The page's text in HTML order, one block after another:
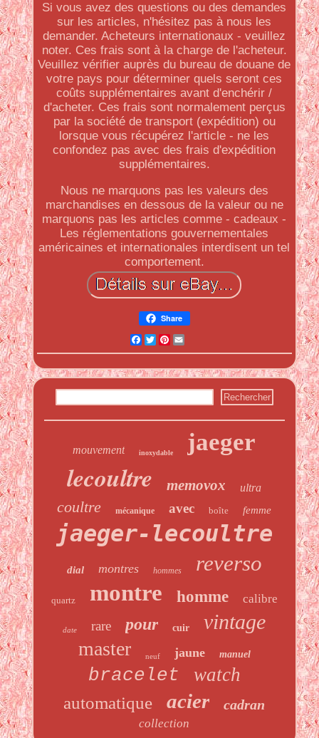
Si vous avez des questions ou des demandes
sur les articles, n'hésitez pas à nous les
demander. Acheteurs internationaux - veuillez
noter. Ces frais sont à la charge de l'acheteur.
Veuillez vérifier auprès du bureau de douane de
votre pays pour déterminer quels seront ces
coûts supplémentaires avant d'enchérir /
d'acheter. Ces frais sont normalement perçus
par la société de transport (expédition) ou
lorsque vous récupérez l'article - ne les
confondez pas avec des frais d'expédition
supplémentaires.
Nous ne marquons pas les valeurs des
marchandises en dessous de la valeur ou ne
marquons pas les articles comme - cadeaux -
Les réglementations gouvernementales
américaines et internationales interdisent un tel
comportement.
Share
Facebook
Twitter
Pinterest
Email
mouvement inoxydable jaeger
lecoultre memovox ultra
coultre mécanique avec boîte femme
jaeger-lecoultre
dial montres hommes reverso
quartz montre homme calibre
date rare pour cuir vintage
master neuf jaune manuel
bracelet watch
automatique acier cadran
collection